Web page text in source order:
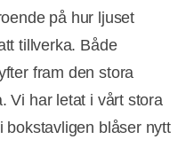
på hur ljuset
tillverka. Både
fram den stora
Vi har letat i vårt stora
bokstavligen blåser nytt